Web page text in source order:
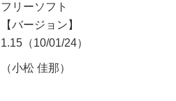
フリーソフト
【バージョン】
1.15（10/01/24）
（小松 佳那）